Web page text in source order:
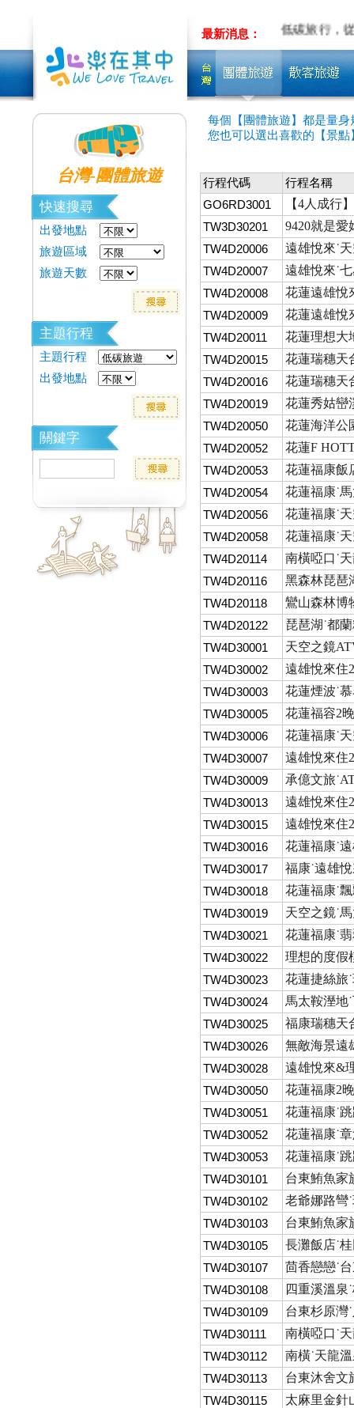
最新消息：
量身&客製旅遊~先聊聊吧!! 低碳旅行，從
台灣-團體旅遊
快速搜尋
出發地點
旅遊區域
旅遊天數
主題行程
主題行程
出發地點
關鍵字
每個【團體旅遊】都是量
您也可以選出喜歡的【景
行程代碼
行程名稱
GO6RD3001
【4人成行
TW3D30201
9420就是愛
TW4D20006
遠雄悅來˙
TW4D20007
遠雄悅來˙
TW4D20008
花蓮遠雄悅
TW4D20009
花蓮遠雄悅
TW4D20011
花蓮理想大
TW4D20015
花蓮瑞穗天
TW4D20016
花蓮瑞穗天
TW4D20019
花蓮秀姑巒
TW4D20050
花蓮海洋公
TW4D20052
花蓮F
TW4D20053
花蓮福康飯
TW4D20054
花蓮福康˙
TW4D20056
花蓮福康˙
TW4D20058
花蓮福康˙
TW4D20114
南橫啞口˙
TW4D20116
黑森林琵琶
TW4D20118
鸞山森林博
TW4D20122
琵琶湖˙都
TW4D30001
天空之鏡
TW4D30002
遠雄悅來住
TW4D30003
花蓮煙波˙
TW4D30005
花蓮福容2
TW4D30006
花蓮福康˙
TW4D30007
遠雄悅來住
TW4D30009
承億文旅
TW4D30013
遠雄悅來住
TW4D30015
遠雄悅來住
TW4D30016
花蓮福康˙
TW4D30017
福康˙遠雄
TW4D30018
花蓮福康˙
TW4D30019
天空之鏡˙
TW4D30021
花蓮福康˙
TW4D30022
理想的度假
TW4D30023
花蓮捷絲旅
TW4D30024
馬太鞍溼地
TW4D30025
福康瑞穗天
TW4D30026
無敵海景遠
TW4D30028
遠雄悅來&
TW4D30050
花蓮福康2
TW4D30051
花蓮福康˙
TW4D30052
花蓮福康˙
TW4D30053
花蓮福康˙
TW4D30101
台東鮪魚家
TW4D30102
老爺娜路彎
TW4D30103
台東鮪魚家
TW4D30105
長灘飯店˙
TW4D30107
茴香戀戀˙
TW4D30108
四重溪溫泉
TW4D30109
台東杉原灣
TW4D30111
南橫啞口˙
TW4D30112
南橫˙天龍
TW4D30113
台東沐舍文
TW4D30115
太麻里金針